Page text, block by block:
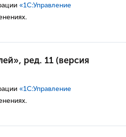
«1С:Управление
ред. 11 (версия
«1С:Управление